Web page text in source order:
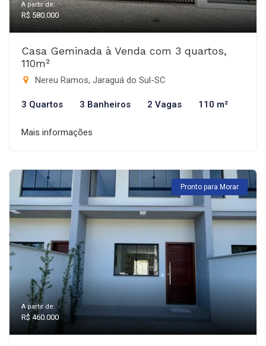
A partir de:
R$ 580.000
Casa Geminada à Venda com 3 quartos,
110m²
Nereu Ramos, Jaraguá do Sul-SC
3 Quartos 3 Banheiros 2 Vagas 110 m²
Mais informações
Pronto para Morar
A partir de:
R$ 460.000